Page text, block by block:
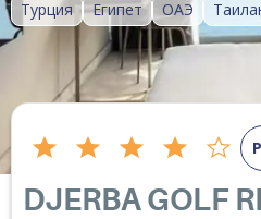
Турция Египет ОАЭ
DJERBA GOLF